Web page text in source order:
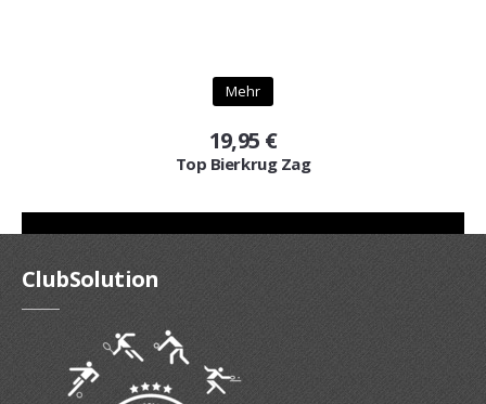
Mehr
19,95 €
Top Bierkrug Zag
ClubSolution